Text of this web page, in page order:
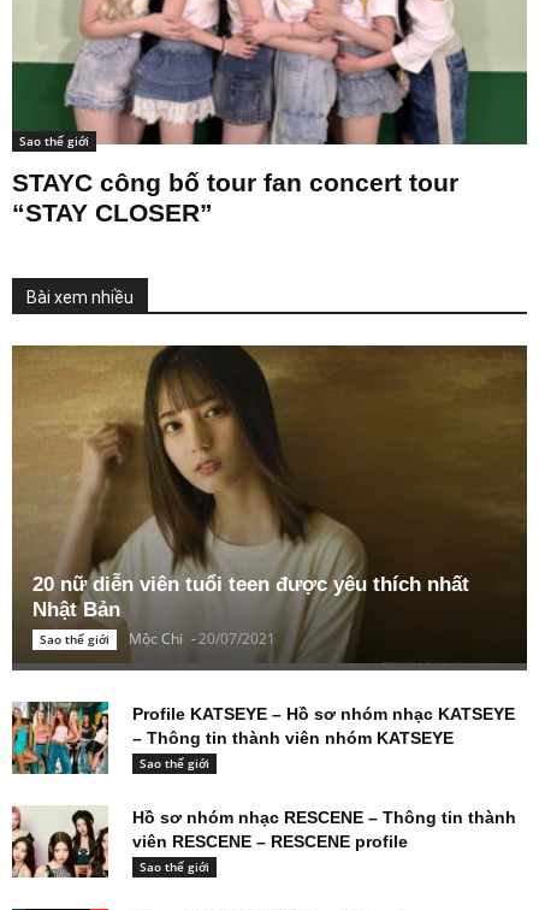
Sao thế giới
STAYC công bố tour fan concert tour
“STAY CLOSER”
Bài xem nhiều
20 nữ diễn viên tuổi teen được yêu thích nhất
Nhật Bản
Sao thế giới Mộc Chi -20/07/2021
Profile KATSEYE – Hồ sơ nhóm nhạc KATSEYE
– Thông tin thành viên nhóm KATSEYE
Sao thế giới
Hồ sơ nhóm nhạc RESCENE – Thông tin thành
viên RESCENE – RESCENE profile
Sao thế giới